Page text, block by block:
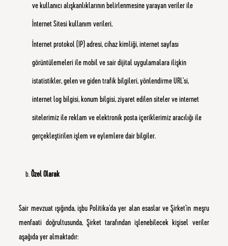
ve kullanıcı alışkanlıklarının belirlenmesine yarayan veriler ile
İnternet Sitesi kullanım verileri,
İnternet protokol (IP) adresi, cihaz kimliği, internet sayfası
görüntülemeleri ile mobil ve sair dijital uygulamalara ilişkin
istatistikler, gelen ve giden trafik bilgileri, yönlendirme URL’si,
internet log bilgisi, konum bilgisi, ziyaret edilen siteler ve internet
sitelerimiz ile reklam ve elektronik posta içeriklerimiz aracılığı ile
gerçekleştirilen işlem ve eylemlere dair bilgiler.
Özel Olarak
Sair mevzuat ışığında, işbu Politika’da yer alan esaslar ve Şirket’in meşru
menfaati doğrultusunda, Şirket tarafından işlenebilecek kişisel veriler
aşağıda yer almaktadır: